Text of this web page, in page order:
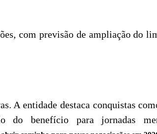
com previsão de ampliação do
A entidade destaca conquistas
do benefício para jornadas